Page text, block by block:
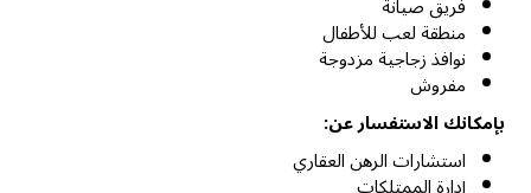
منطقة لعب للأطفال
نوافذ زجاجية مزدوجة
مفروش
بإمكانك الاستفسار عن:
استشارات الرهن العقاري